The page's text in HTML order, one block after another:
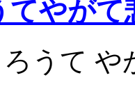
てやがて
ろうて